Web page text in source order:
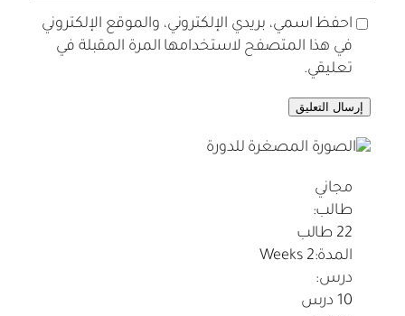
احفظ اسمي، بريدي الإلكتروني، والموقع الإلكتروني
في هذا المتصفح لاستخدامها المرة المقبلة في
تعليقي.
مجاني
طالب:
22 طالب
المدة:2 Weeks
درس:
10 درس